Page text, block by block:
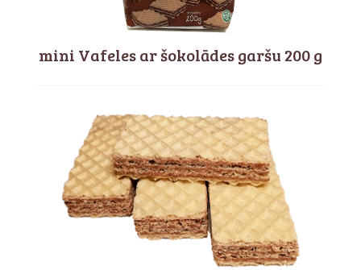
mini Vafeles ar šokolādes garšu 200 g